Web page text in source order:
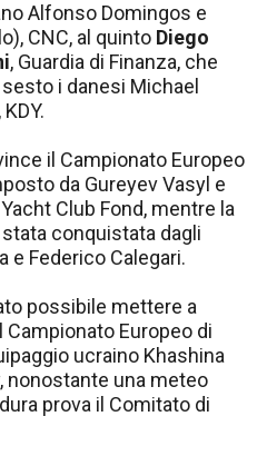
Alfonso Domingos e
CNC, al quinto Diego
, Guardia di Finanza, che
i danesi Michael
il Campionato Europeo
da Gureyev Vasyl e
Club Fond, mentre la
conquistata dagli
e Federico Calegari.
possibile mettere a
Europeo di
ucraino Khashina
nonostante una meteo
prova il Comitato di